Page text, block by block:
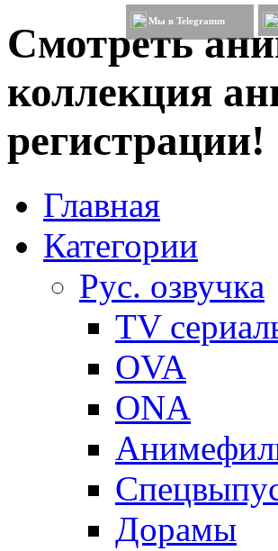
Смотреть
коллекция
регистрации!
Мы в Telegramm
Главная
Категории
Рус. озвучка
TV
OVA
ONA
Дорамы